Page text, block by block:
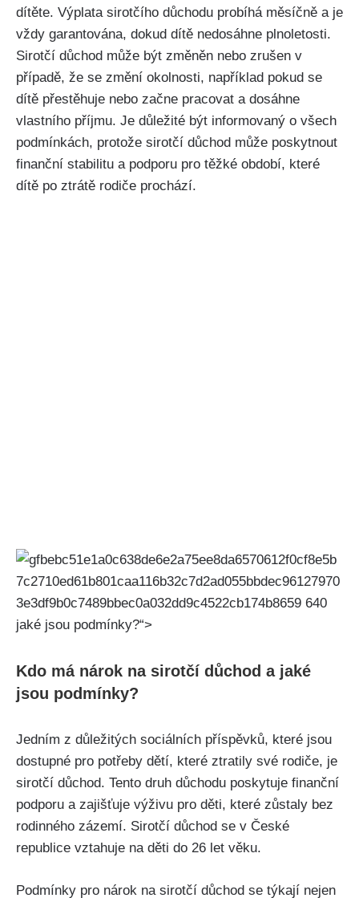
dítěte. Výplata sirotčího důchodu probíhá měsíčně a je
vždy garantována, dokud dítě nedosáhne plnoletosti.
Sirotčí důchod může být změněn nebo zrušen v
případě, že se změní okolnosti, například pokud se
dítě přestěhuje nebo začne pracovat a dosáhne
vlastního příjmu. Je důležité být informovaný o všech
podmínkách, protože sirotčí důchod může poskytnout
finanční stabilitu a podporu pro těžké období, které
dítě po ztrátě rodiče prochází.
jaké jsou podmínky?“>
Kdo má nárok na sirotčí důchod a jaké
jsou podmínky?
Jedním z důležitých sociálních příspěvků, které jsou
dostupné pro potřeby dětí, které ztratily své rodiče, je
sirotčí důchod. Tento druh důchodu poskytuje finanční
podporu a zajišťuje výživu pro děti, které zůstaly bez
rodinného zázemí. Sirotčí důchod se v České
republice vztahuje na děti do 26 let věku.
Podmínky pro nárok na sirotčí důchod se týkají nejen